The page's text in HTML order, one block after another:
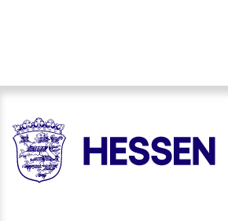
HESSEN - Hessische Landesregierung